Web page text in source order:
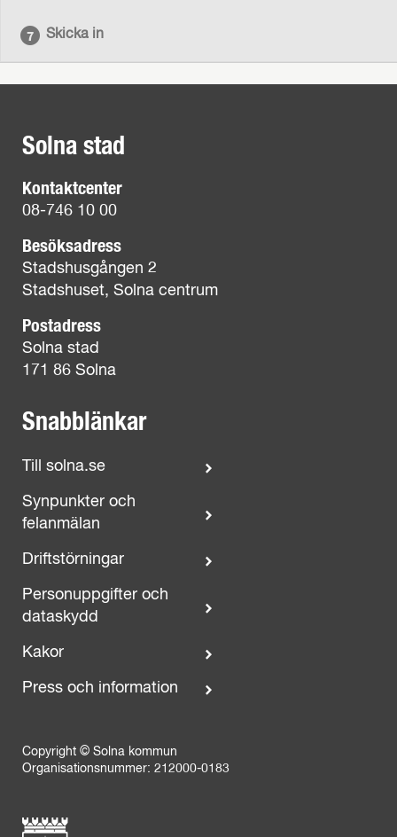
Skicka in
Solna stad
Kontaktcenter
08-746 10 00
Besöksadress
Stadshusgången 2
Stadshuset, Solna centrum
Postadress
Solna stad
171 86 Solna
Snabblänkar
Till solna.se
Synpunkter och
felanmälan
Driftstörningar
Personuppgifter och
dataskydd
Kakor
Press och information
Copyright © Solna kommun
Organisationsnummer: 212000-0183